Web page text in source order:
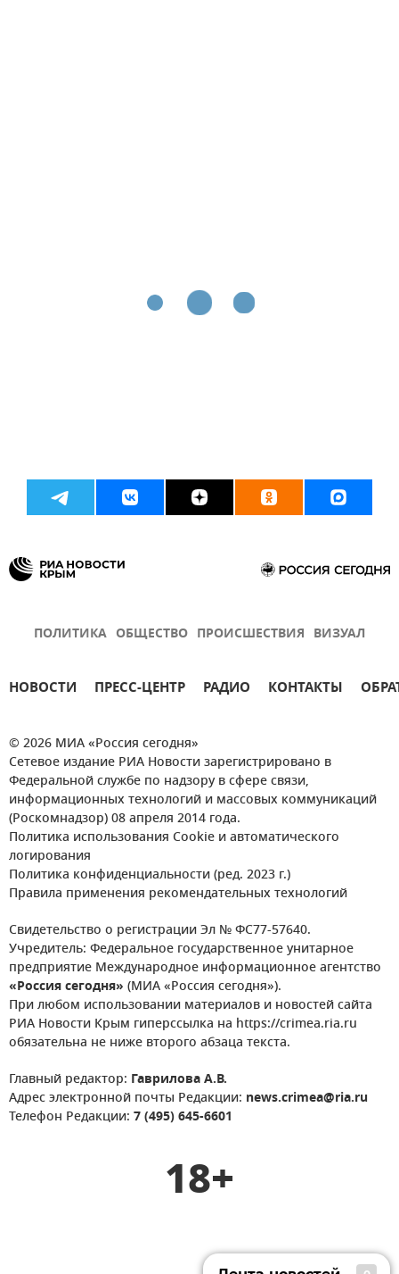
ПОЛИТИКА ОБЩЕСТВО ПРОИСШЕСТВИЯ ВИЗУАЛ
НОВОСТИ ПРЕСС-ЦЕНТР РАДИО КОНТАКТЫ
© 2026 МИА «Россия сегодня»
Сетевое издание РИА Новости зарегистрировано в
Федеральной службе по надзору в сфере связи,
информационных технологий и массовых коммуникаций
(Роскомнадзор) 08 апреля 2014 года.
Политика использования Cookie и автоматического
логирования
Политика конфиденциальности (ред. 2023 г.)
Правила применения рекомендательных технологий
Свидетельство о регистрации Эл № ФС77-57640.
Учредитель: Федеральное государственное унитарное
предприятие Международное информационное агентство
«Россия сегодня» (МИА «Россия сегодня»).
При любом использовании материалов и новостей сайта
РИА Новости Крым гиперссылка на https://crimea.ria.ru
обязательна не ниже второго абзаца текста.
Главный редактор: Гаврилова А.В.
Адрес электронной почты Редакции: news.crimea@ria.ru
Телефон Редакции: 7 (495) 645-6601
18+